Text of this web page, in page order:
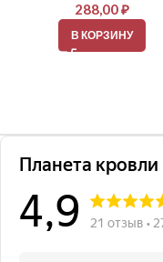
288,00₽
В КОРЗИНУ